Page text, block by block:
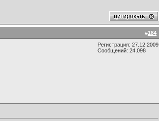
#184
Регистрация: 27.12.2009
Сообщений: 24,098